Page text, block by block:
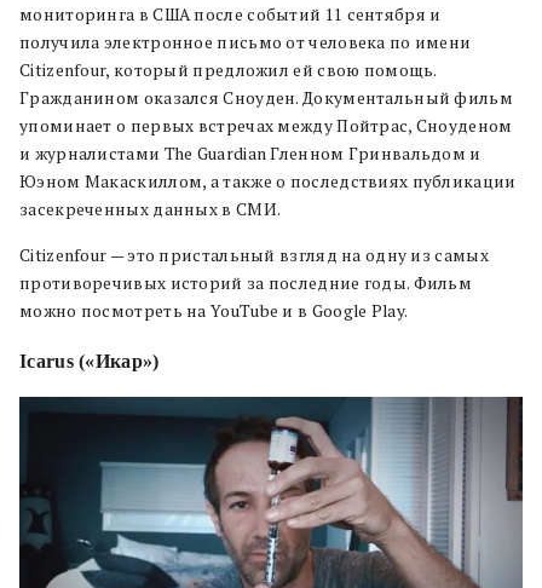
мониторинга в США после событий 11 сентября и
получила электронное письмо от человека по имени
Citizenfour, который предложил ей свою помощь.
Гражданином оказался Сноуден. Документальный фильм
упоминает о первых встречах между Пойтрас, Сноуденом
и журналистами The Guardian Гленном Гринвальдом и
Юэном Макаскиллом, а также о последствиях публикации
засекреченных данных в СМИ.
Citizenfour — это пристальный взгляд на одну из самых
противоречивых историй за последние годы. Фильм
можно посмотреть на YouTube и в Google Play.
Icarus («Икар»)